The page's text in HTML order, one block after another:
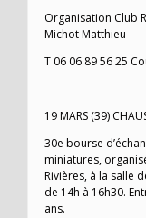
Organisation Club
Michot Matthieu
T 06 06 89 56 25
19 MARS (39)
30e bourse
miniatures,
Rivières, à la salle
de 14h à 16h30.
ans.